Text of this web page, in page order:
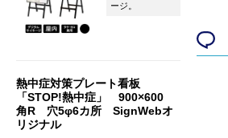
ージ。
熱中症対策プレート看板
「STOP!熱中症」 900×600
角R 穴5φ6カ所 SignWebオ
リジナル